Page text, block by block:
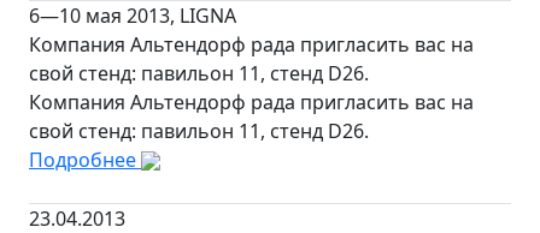
6—10 мая 2013, LIGNA
Компания Альтендорф рада пригласить вас на
свой стенд: павильон 11, стенд D26.
Компания Альтендорф рада пригласить вас на
свой стенд: павильон 11, стенд D26.
Подробнее
23.04.2013